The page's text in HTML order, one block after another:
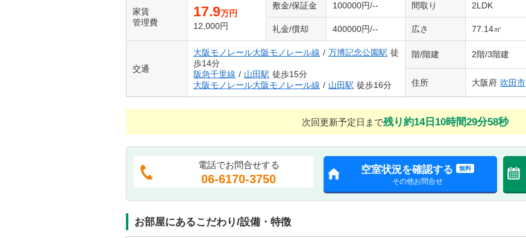
家賃
管理費
17.9万円
12,000円
敷金/保証金 100000円/-- 間取り 2LDK
礼金/償却 400000円/-- 広さ 77.14㎡
交通
大阪モノレール大阪モノレール線 / 万博記念公園駅 徒
歩14分
阪急千里線 / 山田駅 徒歩15分
大阪モノレール大阪モノレール線 / 山田駅 徒歩16分
階/階建 2階/3階建
住所 大阪府 吹田市
次回更新予定日まで残り約14日10時間29分56秒
電話でお問合せする
06-6170-3750
空室状況を確認する 無料
その他お問合せ
お部屋にあるこだわり/設備・特徴